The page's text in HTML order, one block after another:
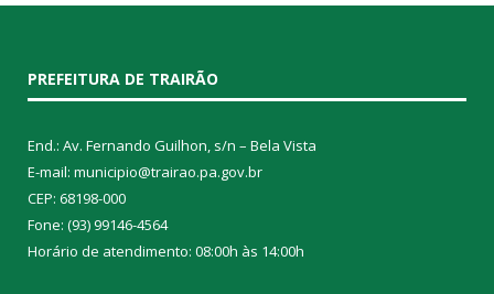
PREFEITURA DE TRAIRÃO
End.: Av. Fernando Guilhon, s/n – Bela Vista
E-mail: municipio@trairao.pa.gov.br
CEP: 68198-000
Fone: (93) 99146-4564
Horário de atendimento: 08:00h às 14:00h